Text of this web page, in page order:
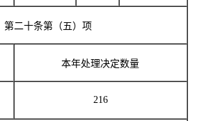
第二十条第（五）项
本年处理决定数量
216